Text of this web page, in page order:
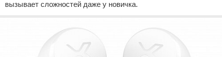
вызывает сложностей даже у новичка.